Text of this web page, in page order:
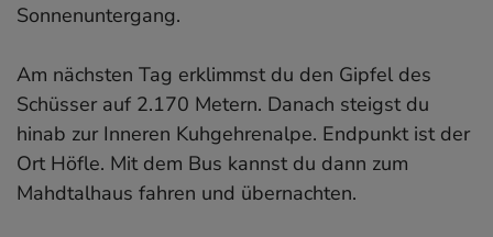
Sonnenuntergang.
Am nächsten Tag erklimmst du den Gipfel des
Schüsser auf 2.170 Metern. Danach steigst du
hinab zur Inneren Kuhgehrenalpe. Endpunkt ist der
Ort Höfle. Mit dem Bus kannst du dann zum
Mahdtalhaus fahren und übernachten.